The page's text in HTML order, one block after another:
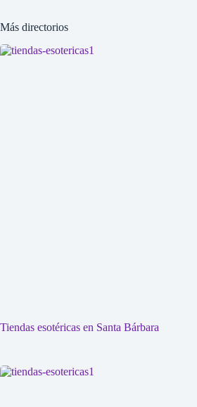
Más directorios
Tiendas esotéricas en Santa Bárbara